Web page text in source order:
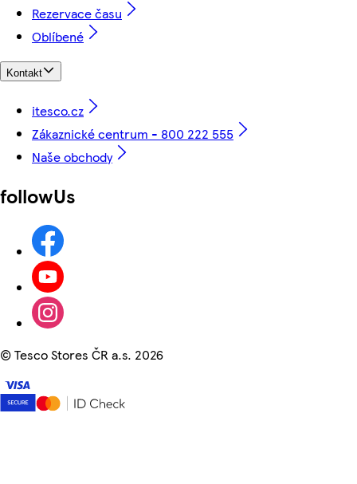
Rezervace času
Oblíbené
Kontakt
itesco.cz
Zákaznické centrum - 800 222 555
Naše obchody
followUs
©Tesco Stores ČR a.s. 2026